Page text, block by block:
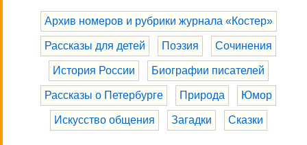
Архив номеров и рубрики журнала «Костер»
Рассказы для детей Поэзия Сочинения
История России Биографии писателей
Рассказы о Петербурге Природа Юмор
Искусство общения Загадки Сказки